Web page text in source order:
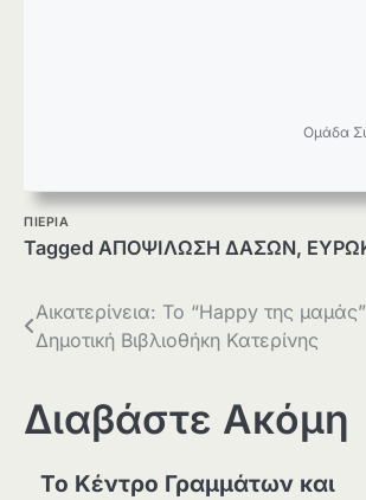
Ομάδα
ΠΙΕΡΙΑ
Tagged ΑΠΟΨΙΛΩΣΗ ΔΑΣΩΝ,
Πλοήγηση
άρθρων
Αικατερίνεια: Το “Happy της
Δημοτική Βιβλιοθήκη Κατερίνης
Διαβάστε Ακόμη
Το Κέντρο Γραμμάτων και